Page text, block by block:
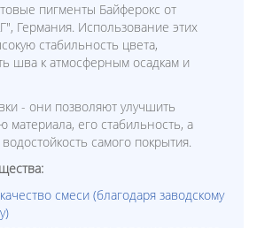
пигменты Байферокс от
Германия. Использование этих
стабильность цвета,
шва к атмосферным осадкам и
- они позволяют улучшить
материала, его стабильность, а
самого покрытия.
смеси (благодаря заводскому